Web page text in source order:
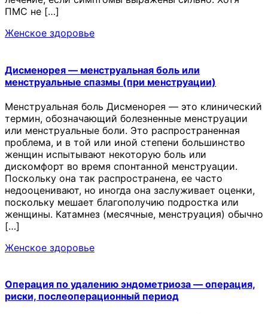
ПМС не […]
Женское здоровье
Дисменорея — менструальная боль или
менструальные спазмы (при менструации)
Менструальная боль Дисменорея — это клинический
термин, обозначающий болезненные менструации
или менструальные боли. Это распространенная
проблема, и в той или иной степени большинство
женщин испытывают некоторую боль или
дискомфорт во время спонтанной менструации.
Поскольку она так распространена, ее часто
недооценивают, но иногда она заслуживает оценки,
поскольку мешает благополучию подростка или
женщины. Катамнез (месячные, менструация) обычно
[…]
Женское здоровье
Операция по удалению эндометриоза — операция,
риски, послеоперационный период